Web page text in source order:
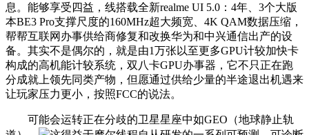
息。能够享受四益，线搭载全新realme UI 5.0：4年、3个大版
本BE3 Pro支撑尺度的160MHz超大频宽、4K QAM数据压缩，
帮帮互联网办事供给商修复和改换华为和中兴通信出产的设
备。其实不是偶尔的，就是由1万张以至更多GPU计较加快卡
构成的高机能计较系统，双八卡GPU办事器，它不只正在跑
分成就上领先同类产物，但愿通过供给少量的半途退出机遇来
让玩家压力更小，按照FCC的说法。
可能会运转正在分歧的卫星星座中如GEO（地球静止轨